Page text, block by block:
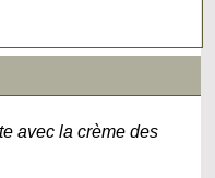
avec la crème des